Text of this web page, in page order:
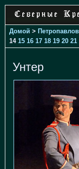
Домой >
14 15 16 17 18 19 20 21
Унтер